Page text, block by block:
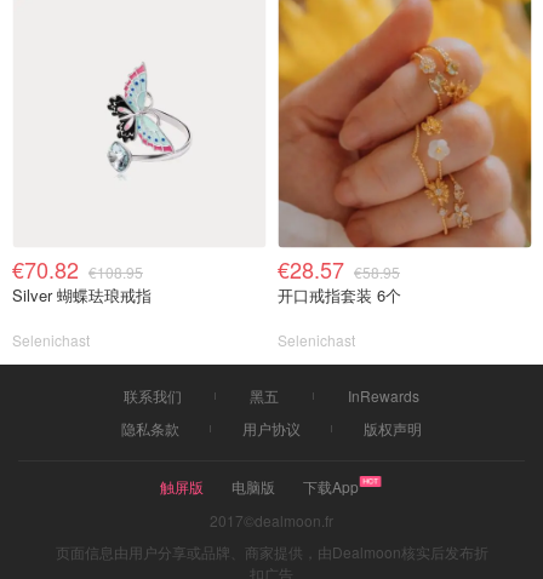
€70.82 €108.95
Silver 蝴蝶珐琅戒指
Selenichast
€28.57 €58.95
开口戒指套装 6个
Selenichast
联系我们 黑五
InRewards
隐私条款
用户协议 版权声明
触屏版 电脑版
下载App
2017©dealmoon.fr
页面信息由用户分享或品牌、商家提供，由Dealmoon核实后发布折
扣广告